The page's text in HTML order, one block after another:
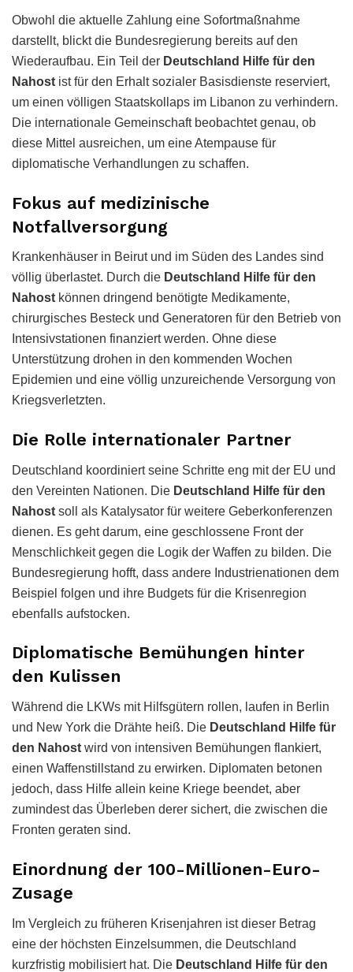
Obwohl die aktuelle Zahlung eine Sofortmaßnahme
darstellt, blickt die Bundesregierung bereits auf den
Wiederaufbau. Ein Teil der Deutschland Hilfe für den
Nahost ist für den Erhalt sozialer Basisdienste reserviert,
um einen völligen Staatskollaps im Libanon zu verhindern.
Die internationale Gemeinschaft beobachtet genau, ob
diese Mittel ausreichen, um eine Atempause für
diplomatische Verhandlungen zu schaffen.
Fokus auf medizinische
Notfallversorgung
Krankenhäuser in Beirut und im Süden des Landes sind
völlig überlastet. Durch die Deutschland Hilfe für den
Nahost können dringend benötigte Medikamente,
chirurgisches Besteck und Generatoren für den Betrieb von
Intensivstationen finanziert werden. Ohne diese
Unterstützung drohen in den kommenden Wochen
Epidemien und eine völlig unzureichende Versorgung von
Kriegsverletzten.
Die Rolle internationaler Partner
Deutschland koordiniert seine Schritte eng mit der EU und
den Vereinten Nationen. Die Deutschland Hilfe für den
Nahost soll als Katalysator für weitere Geberkonferenzen
dienen. Es geht darum, eine geschlossene Front der
Menschlichkeit gegen die Logik der Waffen zu bilden. Die
Bundesregierung hofft, dass andere Industrienationen dem
Beispiel folgen und ihre Budgets für die Krisenregion
ebenfalls aufstocken.
Diplomatische Bemühungen hinter
den Kulissen
Während die LKWs mit Hilfsgütern rollen, laufen in Berlin
und New York die Drähte heiß. Die Deutschland Hilfe für
den Nahost wird von intensiven Bemühungen flankiert,
einen Waffenstillstand zu erwirken. Diplomaten betonen
jedoch, dass Hilfe allein keine Kriege beendet, aber
zumindest das Überleben derer sichert, die zwischen die
Fronten geraten sind.
Einordnung der 100-Millionen-Euro-
Zusage
Im Vergleich zu früheren Krisenjahren ist dieser Betrag
eine der höchsten Einzelsummen, die Deutschland
kurzfristig mobilisiert hat. Die Deutschland Hilfe für den